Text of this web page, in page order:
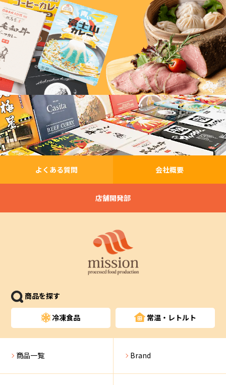
よくある質問 会社概要
店舗開発部
商品を探す
冷凍食品 常温・レトルト
商品一覧 Brand